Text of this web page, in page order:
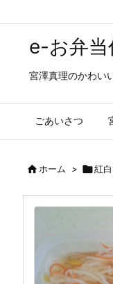
e-お弁
宮澤真理のかわい
ごあいさつ
ホーム > 紅